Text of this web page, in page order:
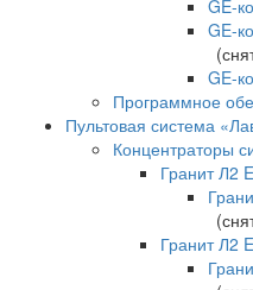
GE-
GE-
GE-
Программное
Пультовая система
Концентраторы
Гранит Л2
Гранит Л2